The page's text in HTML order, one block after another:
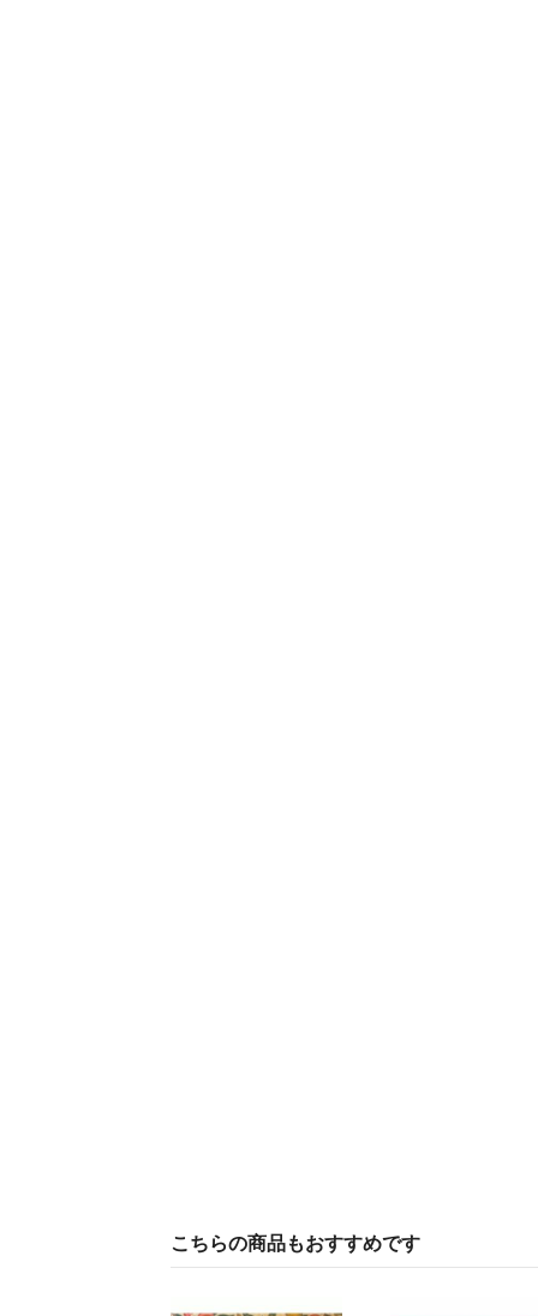
こちらの商品もおすすめです